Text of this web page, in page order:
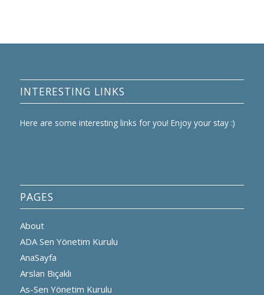
INTERESTING LINKS
Here are some interesting links for you! Enjoy your stay :)
PAGES
About
ADA Sen Yönetim Kurulu
AnaSayfa
Arslan Bıçaklı
As-Sen Yönetim Kurulu